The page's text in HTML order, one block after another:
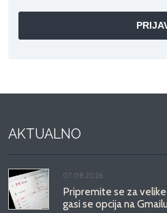
AKTUALNO
07.08.2026.
Pripremite se za
gasi se opcija na